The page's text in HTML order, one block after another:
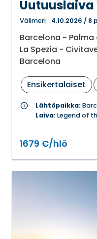
Välimeri 4.10.2026 / 8
Barcelona -
La Spezia -
Barcelona
Ensikertalaiset
info Lähtöpaikka:
Laiva:Legend of
1679 €/hlö